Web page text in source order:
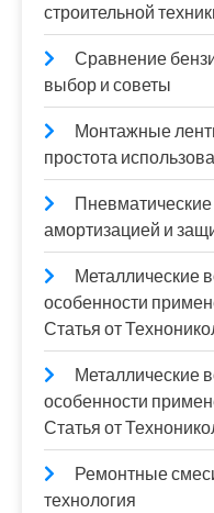
строительной
Сравнение
выбор и советы
Монтажные
простота
Пневматические
амортизацией и
Металлические
особенности
Статья от
Металлические
особенности
Статья от
Ремонтные
технология